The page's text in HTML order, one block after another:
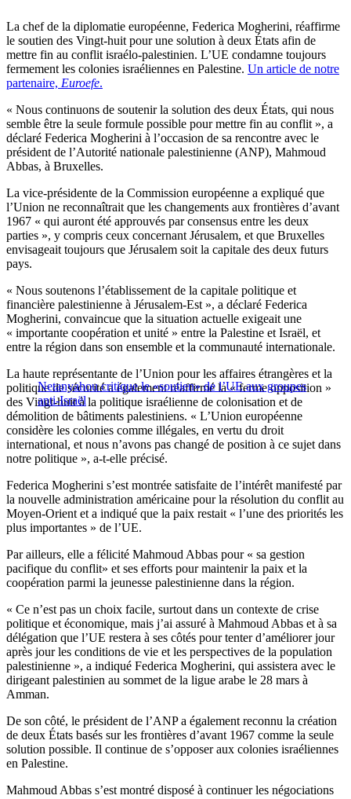
La chef de la diplomatie européenne, Federica Mogherini, réaffirme
le soutien des Vingt-huit pour une solution à deux États afin de
mettre fin au conflit israélo-palestinien. L’UE condamne toujours
fermement les colonies israéliennes en Palestine. Un article de notre
partenaire, Euroefe.
« Nous continuons de soutenir la solution des deux États, qui nous
semble être la seule formule possible pour mettre fin au conflit », a
déclaré Federica Mogherini à l’occasion de sa rencontre avec le
président de l’Autorité nationale palestinienne (ANP), Mahmoud
Abbas, à Bruxelles.
La vice-présidente de la Commission européenne a expliqué que
l’Union ne reconnaîtrait que les changements aux frontières d’avant
1967 « qui auront été approuvés par consensus entre les deux
parties », y compris ceux concernant Jérusalem, et que Bruxelles
envisageait toujours que Jérusalem soit la capitale des deux futurs
pays.
« Nous soutenons l’établissement de la capitale politique et
financière palestinienne à Jérusalem-Est », a déclaré Federica
Mogherini, convaincue que la situation actuelle exigeait une
« importante coopération et unité » entre la Palestine et Israël, et
entre la région dans son ensemble et la communauté internationale.
Netanyahou critique le «soutien» de l’UE aux groupes
anti-Israël
La haute représentante de l’Union pour les affaires étrangères et la
politique de sécurité a également réaffirmé la « ferme opposition »
des Vingt-huit à la politique israélienne de colonisation et de
démolition de bâtiments palestiniens. « L’Union européenne
considère les colonies comme illégales, en vertu du droit
international, et nous n’avons pas changé de position à ce sujet dans
notre politique », a-t-elle précisé.
Federica Mogherini s’est montrée satisfaite de l’intérêt manifesté par
la nouvelle administration américaine pour la résolution du conflit au
Moyen-Orient et a indiqué que la paix restait « l’une des priorités les
plus importantes » de l’UE.
Par ailleurs, elle a félicité Mahmoud Abbas pour « sa gestion
pacifique du conflit» et ses efforts pour maintenir la paix et la
coopération parmi la jeunesse palestinienne dans la région.
« Ce n’est pas un choix facile, surtout dans un contexte de crise
politique et économique, mais j’ai assuré à Mahmoud Abbas et à sa
délégation que l’UE restera à ses côtés pour tenter d’améliorer jour
après jour les conditions de vie et les perspectives de la population
palestinienne », a indiqué Federica Mogherini, qui assistera avec le
dirigeant palestinien au sommet de la ligue arabe le 28 mars à
Amman.
De son côté, le président de l’ANP a également reconnu la création
de deux États basés sur les frontières d’avant 1967 comme la seule
solution possible. Il continue de s’opposer aux colonies israéliennes
en Palestine.
Mahmoud Abbas s’est montré disposé à continuer les négociations